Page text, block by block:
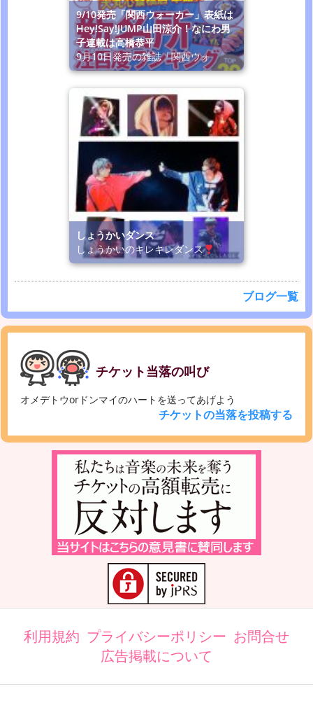
9/10発売「関西ウォーカー」表紙は
Hey!Say!JUMP山田涼介！なにわ男
子連載は高橋恭平
9月10日発売の雑誌「関西ウォ
しょうかいダンス
しょうかいのキレキレダンス
ブログ一覧
チケット当落の叫び
オメデトウorドンマイのハートを送ってあげよう
チケットの当落を投稿する
利用規約 プライバシーポリシー お問合せ
広告掲載について